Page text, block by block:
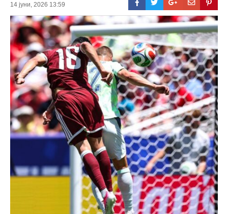
14 јуни, 2026 13:59